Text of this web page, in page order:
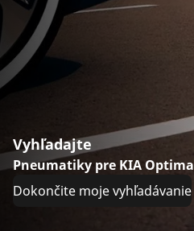
Vyhľadajte
Pneumatiky pre KIA Optima
Dokončite moje vyhľadávanie